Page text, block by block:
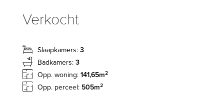
Verkocht
Slaapkamers: 3
Badkamers: 3
Opp. woning: 141,65m2
Opp. perceel: 505m2